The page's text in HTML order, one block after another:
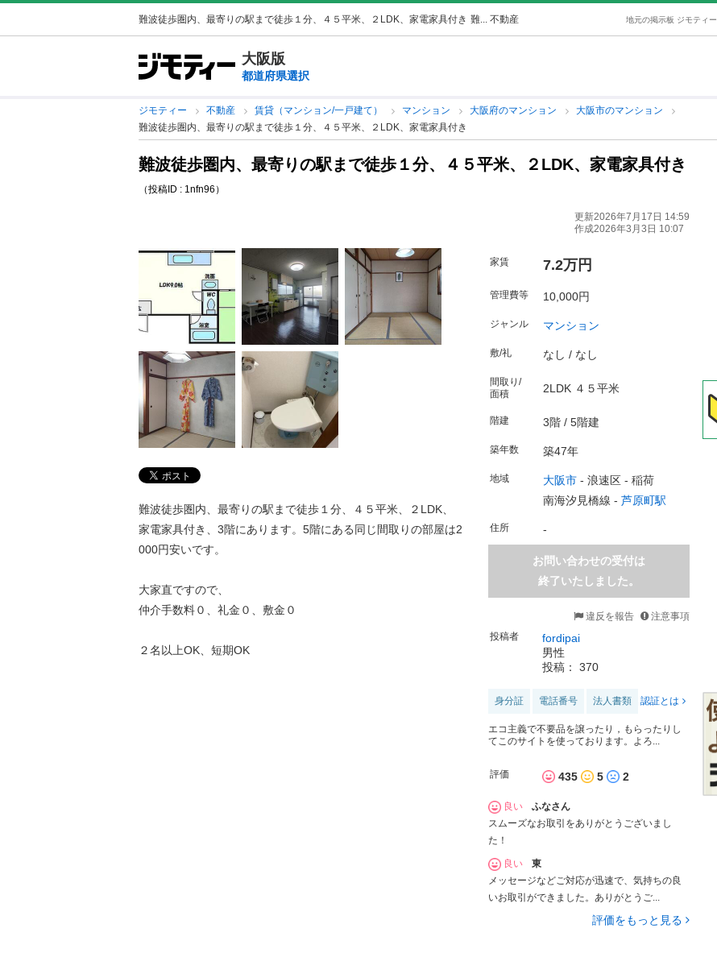
難波徒歩圏内、最寄りの駅まで徒歩１分、４５平米、２LDK、家電家具付き 難... 不動産 地元の掲示板 ジモティー
大阪版
都道府県選択
ジモティー 不動産 賃貸（マンション/一戸建て） マンション 大阪府のマンション
大阪市のマンション
難波徒歩圏内、最寄りの駅まで徒歩１分、４５平米、２LDK、家電家具付き
難波徒歩圏内、最寄りの駅まで徒歩１分、４５平米、２LDK、家電家具付き
（投稿ID : 1nfn96）
更新2026年7月17日 14:59
作成2026年3月3日 10:07
難波徒歩圏内、最寄りの駅まで徒歩１分、４５平米、２LDK、
家電家具付き、3階にあります。5階にある同じ間取りの部屋は2
000円安いです。
大家直ですので、
仲介手数料０、礼金０、敷金０
２名以上OK、短期OK
家賃 7.2万円
管理費等 10,000円
ジャンル マンション
敷/礼 なし / なし
間取り/
面積
2LDK ４５平米
階建 3階 / 5階建
築年数 築47年
地域 大阪市 - 浪速区 - 稲荷
南海汐見橋線 - 芦原町駅
住所 -
お問い合わせの受付は
終了いたしました。
違反を報告
注意事項
投稿者
fordipai
男性
投稿： 370
身分証 電話番号 法人書類 認証とは
エコ主義で不要品を譲ったり，もらったりし
てこのサイトを使っております。よろ...
評価 435 5 2
良い
ふなさん
スムーズなお取引をありがとうございまし
た！
良い
東
メッセージなどご対応が迅速で、気持ちの良
いお取引ができました。ありがとうご...
評価をもっと見る